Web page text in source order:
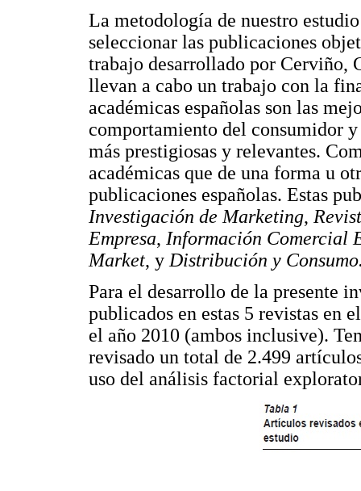
La metodología de nuestro
seleccionar las publicaciones
trabajo desarrollado por Cerviño,
llevan a cabo un trabajo con la
académicas españolas son las
comportamiento del consumidor
más prestigiosas y relevantes.
académicas que de una forma u
publicaciones españolas. Estas
Investigación de Marketing,
Empresa, Información Comercial
Market, y Distribución y
Para el desarrollo de la presente
publicados en estas 5 revistas en
el año 2010 (ambos inclusive).
revisado un total de 2.499
uso del análisis factorial